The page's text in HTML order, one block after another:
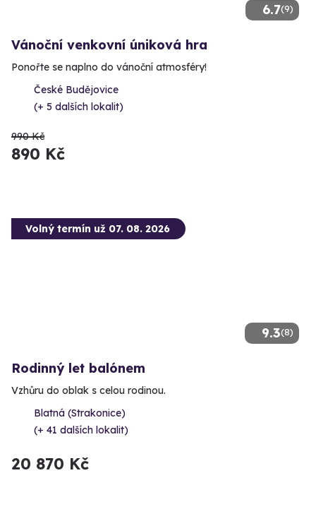
6.7(9)
Vánoční venkovní úniková hra
Ponořte se naplno do vánoční atmosféry!
České Budějovice
(+ 5 dalších lokalit)
990 Kč
890 Kč
9.3(8)
Volný termín už 07. 08. 2026
Rodinný let balónem
Vzhůru do oblak s celou rodinou.
Blatná (Strakonice)
(+ 41 dalších lokalit)
20 870 Kč